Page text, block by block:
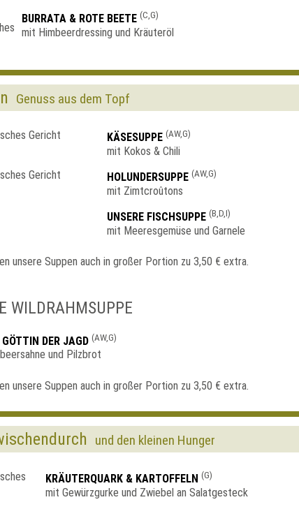
BURRATA & ROTE BEETE (C,G)
mit Himbeerdressing und Kräuteröl
Genuss aus dem Topf
KÄSESUPPE (AW,G)
mit Kokos & Chili
HOLUNDERSUPPE (AW,G)
mit Zimtcroûtons
UNSERE FISCHSUPPE (B,D,I)
mit Meeresgemüse und Garnele
unsere Suppen auch in großer Portion zu 3,50 € extra.
WILDRAHMSUPPE
DER JAGD (AW,G)
und Pilzbrot
unsere Suppen auch in großer Portion zu 3,50 € extra.
und den kleinen Hunger
KRÄUTERQUARK & KARTOFFELN (G)
mit Gewürzgurke und Zwiebel an Salatgesteck